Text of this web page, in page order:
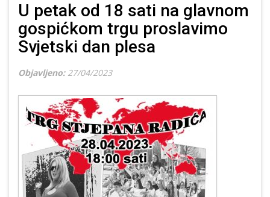
U petak od 18 sati na glavnom
gospićkom trgu proslavimo
Svjetski dan plesa
Objavljeno: 27/04/2023